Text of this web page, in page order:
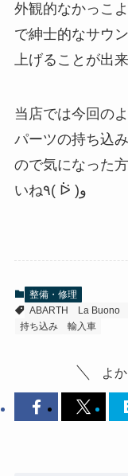
外観的なかっこ
で紳士的なサウ
上げることが出
当店では今回の
パーツの持ち込
ので気になった
いね٩( ᐖ )و
整備・修理
ABARTH
La Buono
持ち込み
輸入車
よ